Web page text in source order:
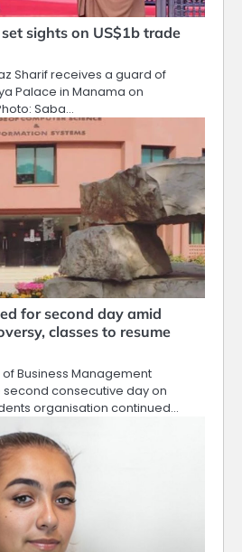
sights on US$1b trade
Sharif receives a guard of
Palace in Manama on
Saba…
for second day amid
classes to resume
of Business Management
consecutive day on
organisation continued…